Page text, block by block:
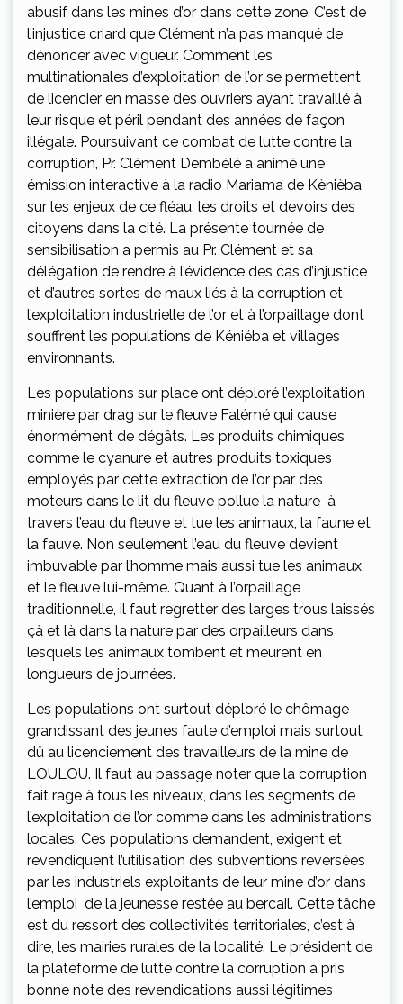
abusif dans les mines d’or dans cette zone. C’est de
l’injustice criard que Clément n’a pas manqué de
dénoncer avec vigueur. Comment les
multinationales d’exploitation de l’or se permettent
de licencier en masse des ouvriers ayant travaillé à
leur risque et péril pendant des années de façon
illégale. Poursuivant ce combat de lutte contre la
corruption, Pr. Clément Dembélé a animé une
émission interactive à la radio Mariama de Kènièba
sur les enjeux de ce fléau, les droits et devoirs des
citoyens dans la cité. La présente tournée de
sensibilisation a permis au Pr. Clément et sa
délégation de rendre à l’évidence des cas d’injustice
et d’autres sortes de maux liés à la corruption et
l’exploitation industrielle de l’or et à l’orpaillage dont
souffrent les populations de Kéniéba et villages
environnants.
Les populations sur place ont déploré l’exploitation
minière par drag sur le fleuve Falémé qui cause
énormément de dégâts. Les produits chimiques
comme le cyanure et autres produits toxiques
employés par cette extraction de l’or par des
moteurs dans le lit du fleuve pollue la nature à
travers l’eau du fleuve et tue les animaux, la faune et
la fauve. Non seulement l’eau du fleuve devient
imbuvable par l’homme mais aussi tue les animaux
et le fleuve lui-même. Quant à l’orpaillage
traditionnelle, il faut regretter des larges trous laissés
çà et là dans la nature par des orpailleurs dans
lesquels les animaux tombent et meurent en
longueurs de journées.
Les populations ont surtout déploré le chômage
grandissant des jeunes faute d’emploi mais surtout
dû au licenciement des travailleurs de la mine de
LOULOU. Il faut au passage noter que la corruption
fait rage à tous les niveaux, dans les segments de
l’exploitation de l’or comme dans les administrations
locales. Ces populations demandent, exigent et
revendiquent l’utilisation des subventions reversées
par les industriels exploitants de leur mine d’or dans
l’emploi de la jeunesse restée au bercail. Cette tâche
est du ressort des collectivités territoriales, c’est à
dire, les mairies rurales de la localité. Le président de
la plateforme de lutte contre la corruption a pris
bonne note des revendications aussi légitimes